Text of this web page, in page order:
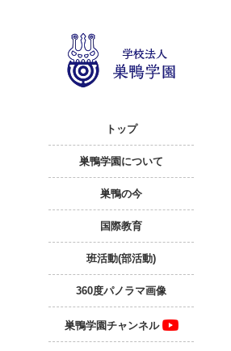
トップ
巣鴨学園について
巣鴨の今
国際教育
班活動(部活動)
360度パノラマ画像
巣鴨学園チャンネル